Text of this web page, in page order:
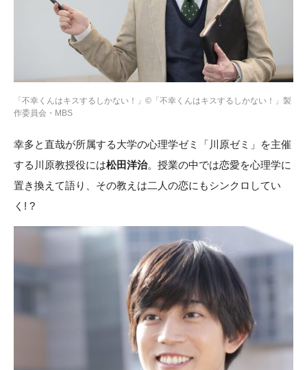
「不幸くんはキスするしかない！」©「不幸くんはキスするしかない！」製
作委員会・MBS
幸多と直哉が所属する大学の心理学ゼミ「川原ゼミ」を主催
する川原教授役には松田洋治。授業の中では恋愛を心理学に
置き換えて語り、その教えは二人の恋にもシンクロしてい
く! ?